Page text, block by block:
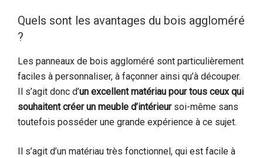
Quels sont les avantages du bois aggloméré
?
Les panneaux de bois aggloméré sont particulièrement
faciles à personnaliser, à façonner ainsi qu’à découper.
Il s’agit donc d’un excellent matériau pour tous ceux qui
souhaitent créer un meuble d’intérieursoi-même sans
toutefois posséder une grande expérience à ce sujet.
Il s’agit d’un matériau très fonctionnel, qui est facile à